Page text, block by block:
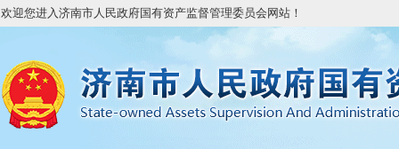
欢迎您进入济南市人民政府国有资产监督管理委员会网站！